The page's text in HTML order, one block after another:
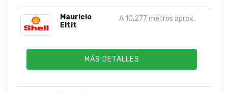
Mauricio
Eltit
A 10,277 metros aprox.
MÁS DETALLES